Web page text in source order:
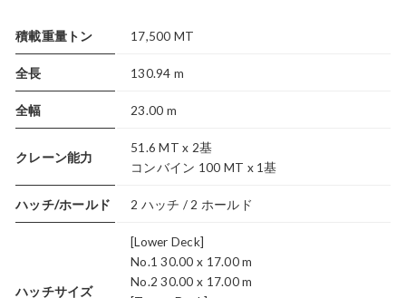
積載重量トン 17,500 MT
全長 130.94 m
全幅 23.00 m
クレーン能力
51.6 MT x 2基
コンバイン 100 MT x 1基
ハッチ/ホールド 2 ハッチ / 2 ホールド
ハッチサイズ
[Lower Deck]
No.1 30.00 x 17.00 m
No.2 30.00 x 17.00 m